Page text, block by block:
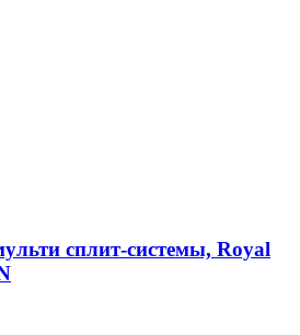
сплит-системы, Royal